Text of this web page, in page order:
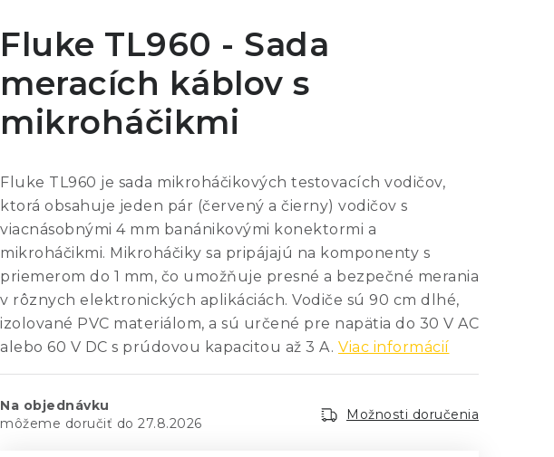
Fluke TL960 - Sada
meracích káblov s
mikroháčikmi
Fluke TL960 je sada mikroháčikových testovacích vodičov,
ktorá obsahuje jeden pár (červený a čierny) vodičov s
viacnásobnými 4 mm banánikovými konektormi a
mikroháčikmi. Mikroháčiky sa pripájajú na komponenty s
priemerom do 1 mm, čo umožňuje presné a bezpečné merania
v rôznych elektronických aplikáciách. Vodiče sú 90 cm dlhé,
izolované PVC materiálom, a sú určené pre napätia do 30 V AC
alebo 60 V DC s prúdovou kapacitou až 3 A. Viac informácií
Na objednávku
27.8.2026
Možnosti doručenia